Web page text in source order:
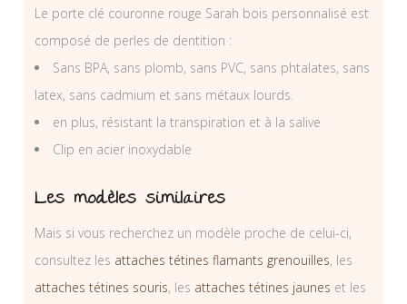
Le porte clé couronne rouge Sarah bois personnalisé est
composé de perles de dentition :
Sans BPA, sans plomb, sans PVC, sans phtalates, sans
latex, sans cadmium et sans métaux lourds.
en plus, résistant la transpiration et à la salive
Clip en acier inoxydable
Les modèles similaires
Mais si vous recherchez un modèle proche de celui-ci,
consultez les attaches tétines flamants grenouilles, les
attaches tétines souris, les attaches tétines jaunes et les